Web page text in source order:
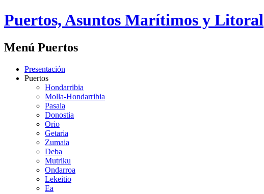
Puertos, Asuntos Marítimos y Litoral
Menú Puertos
Presentación
Puertos
Hondarribia
Molla-Hondarribia
Pasaia
Donostia
Orio
Getaria
Zumaia
Deba
Mutriku
Ondarroa
Lekeitio
Ea